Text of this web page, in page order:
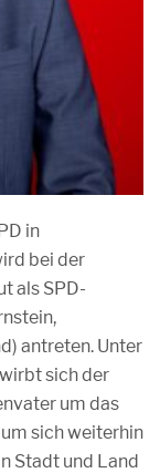
in
bei der
als SPD-
antreten. Unter
sich der
um das
sich weiterhin
Stadt und Land